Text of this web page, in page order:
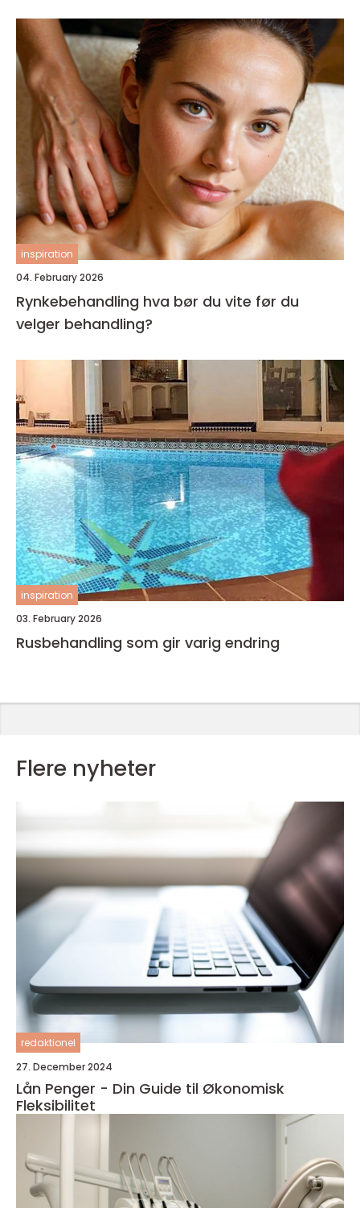
inspiration
04. February 2026
Rynkebehandling hva bør du vite før du
velger behandling?
inspiration
03. February 2026
Rusbehandling som gir varig endring
Flere nyheter
redaktionel
27. December 2024
Lån Penger - Din Guide til Økonomisk
Fleksibilitet